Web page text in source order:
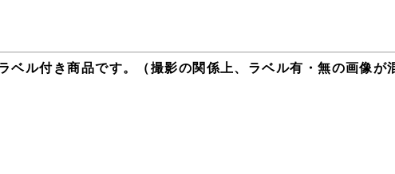
ル付き商品です。（撮影の関係上、ラベル有・無の画像が